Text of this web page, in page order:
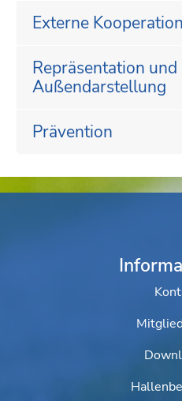
Externe Kooperation
Repräsentation und
Außendarstellung
Prävention